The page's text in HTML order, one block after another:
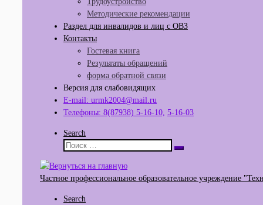
Методические рекомендации
Раздел для инвалидов и лиц с ОВЗ
Контакты
Гостевая книга
Результаты обращений
форма обратной связи
Версия для слабовидящих
E-mail: urmk2004@mail.ru
Телефоны: 8(87938) 5-16-10, 5-16-03
Search
Поиск
Поиск
Частное профессиональное образовательное учреждение
Search